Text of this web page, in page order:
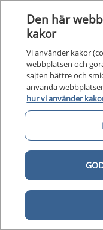
vuxna och
dag under en
buffrad äppelsyra
Varning och
xylitol och kan ha
Interaktioner
Det finns inga
Den här
kakor
Vi använder kakor
webbplatsen och
sajten bättre och
använda
hur vi använder